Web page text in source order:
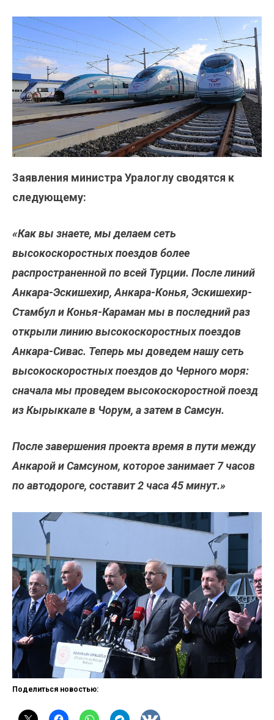
Заявления министра Уралоглу сводятся к
следующему:
«Как вы знаете, мы делаем сеть
высокоскоростных поездов более
распространенной по всей Турции. После линий
Анкара-Эскишехир, Анкара-Конья, Эскишехир-
Стамбул и Конья-Караман мы в последний раз
открыли линию высокоскоростных поездов
Анкара-Сивас. Теперь мы доведем нашу сеть
высокоскоростных поездов до Черного моря:
сначала мы проведем высокоскоростной поезд
из Кырыккале в Чорум, а затем в Самсун.
После завершения проекта время в пути между
Анкарой и Самсуном, которое занимает 7 часов
по автодороге, составит 2 часа 45 минут.»
Поделиться новостью: